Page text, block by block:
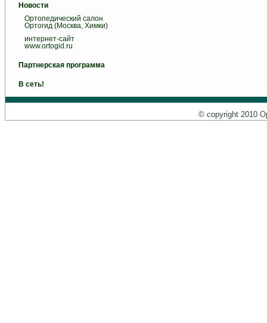
Новости
Ортопедический салон
Ортогид (Москва, Химки)
интернет-сайт
www.ortogid.ru
Партнерская программа
В сеть!
© copyright 2010